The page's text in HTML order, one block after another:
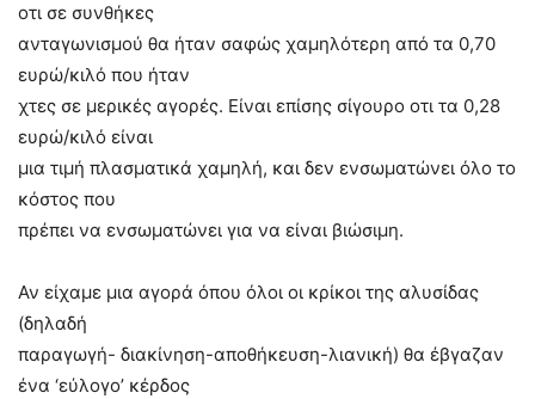
οτι σε συνθήκες
ανταγωνισμού θα ήταν σαφώς χαμηλότερη από τα 0,70
ευρώ/κιλό που ήταν
χτες σε μερικές αγορές. Είναι επίσης σίγουρο οτι τα 0,28
ευρώ/κιλό είναι
μια τιμή πλασματικά χαμηλή, και δεν ενσωματώνει όλο το
κόστος που
πρέπει να ενσωματώνει για να είναι βιώσιμη.
Αν είχαμε μια αγορά όπου όλοι οι κρίκοι της αλυσίδας
(δηλαδή
παραγωγή- διακίνηση-αποθήκευση-λιανική) θα έβγαζαν
ένα ‘εύλογο’ κέρδος